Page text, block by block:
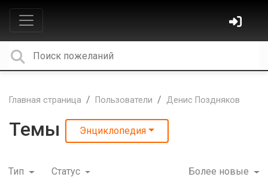
Главная страница Пользователи Денис Поздняков
Темы Энциклопедия
Тип Статус Более новые